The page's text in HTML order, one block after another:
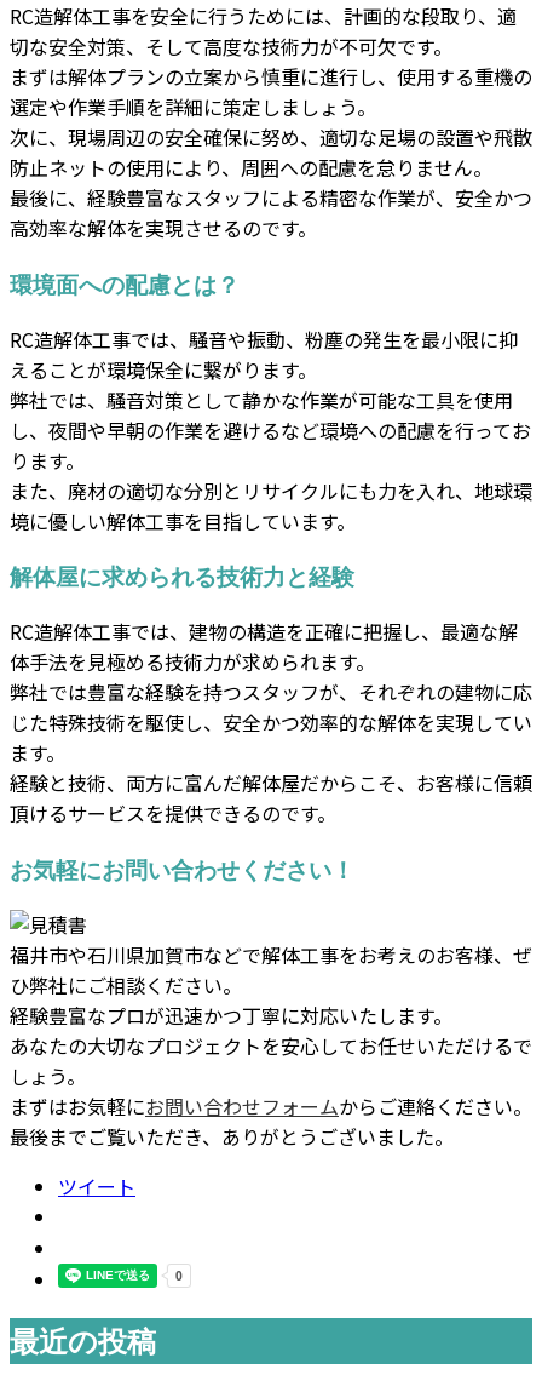
RC造解体工事を安全に行うためには、計画的な段取り、適
切な安全対策、そして高度な技術力が不可欠です。
まずは解体プランの立案から慎重に進行し、使用する重機の
選定や作業手順を詳細に策定しましょう。
次に、現場周辺の安全確保に努め、適切な足場の設置や飛散
防止ネットの使用により、周囲への配慮を怠りません。
最後に、経験豊富なスタッフによる精密な作業が、安全かつ
高効率な解体を実現させるのです。
環境面への配慮とは？
RC造解体工事では、騒音や振動、粉塵の発生を最小限に抑
えることが環境保全に繋がります。
弊社では、騒音対策として静かな作業が可能な工具を使用
し、夜間や早朝の作業を避けるなど環境への配慮を行ってお
ります。
また、廃材の適切な分別とリサイクルにも力を入れ、地球環
境に優しい解体工事を目指しています。
解体屋に求められる技術力と経験
RC造解体工事では、建物の構造を正確に把握し、最適な解
体手法を見極める技術力が求められます。
弊社では豊富な経験を持つスタッフが、それぞれの建物に応
じた特殊技術を駆使し、安全かつ効率的な解体を実現してい
ます。
経験と技術、両方に富んだ解体屋だからこそ、お客様に信頼
頂けるサービスを提供できるのです。
お気軽にお問い合わせください！
福井市や石川県加賀市などで解体工事をお考えのお客様、ぜ
ひ弊社にご相談ください。
経験豊富なプロが迅速かつ丁寧に対応いたします。
あなたの大切なプロジェクトを安心してお任せいただけるで
しょう。
まずはお気軽にお問い合わせフォームからご連絡ください。
最後までご覧いただき、ありがとうございました。
ツイート
最近の投稿